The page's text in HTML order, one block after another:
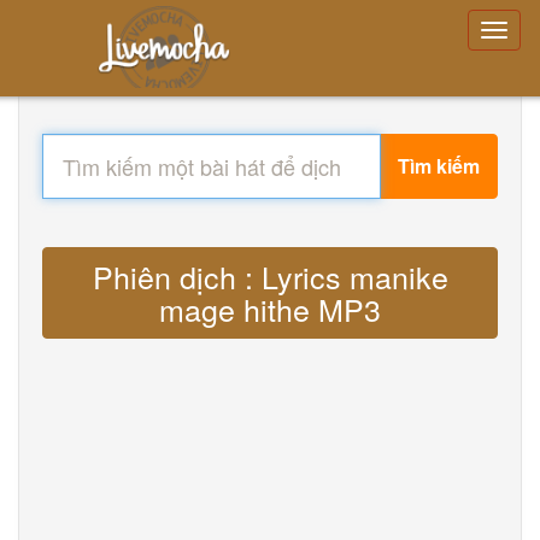
Tìm kiếm
Phiên dịch : Lyrics manike
mage hithe MP3